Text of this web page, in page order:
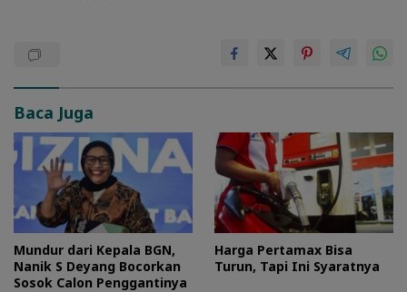
Baca Juga
Mundur dari Kepala BGN,
Nanik S Deyang Bocorkan
Sosok Calon Penggantinya
Harga Pertamax Bisa
Turun, Tapi Ini Syaratnya